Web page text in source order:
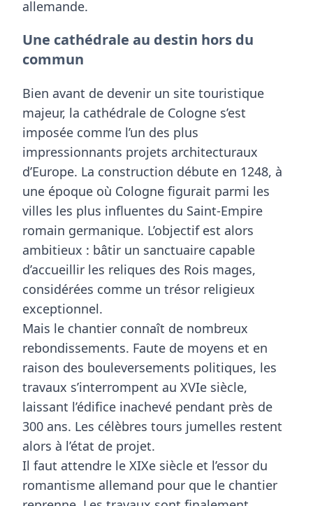
allemande.
Une cathédrale au destin hors du
commun
Bien avant de devenir un site touristique
majeur, la cathédrale de Cologne s’est
imposée comme l’un des plus
impressionnants projets architecturaux
d’Europe. La construction débute en 1248, à
une époque où Cologne figurait parmi les
villes les plus influentes du Saint-Empire
romain germanique. L’objectif est alors
ambitieux : bâtir un sanctuaire capable
d’accueillir les reliques des Rois mages,
considérées comme un trésor religieux
exceptionnel.
Mais le chantier connaît de nombreux
rebondissements. Faute de moyens et en
raison des bouleversements politiques, les
travaux s’interrompent au XVIe siècle,
laissant l’édifice inachevé pendant près de
300 ans. Les célèbres tours jumelles restent
alors à l’état de projet.
Il faut attendre le XIXe siècle et l’essor du
romantisme allemand pour que le chantier